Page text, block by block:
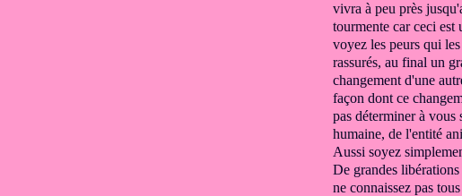
vivra à peu près
tourmente car ceci est
voyez les peurs qui
rassurés, au final un
changement d'une
façon dont ce
pas déterminer à vous
humaine, de l'entité
Aussi soyez
De grandes
ne connaissez pas